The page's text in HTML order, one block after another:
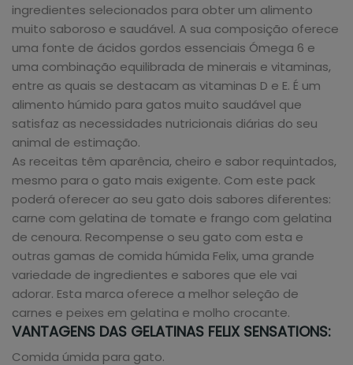
ingredientes selecionados para obter um alimento
muito saboroso e saudável. A sua composição oferece
uma fonte de ácidos gordos essenciais Ómega 6 e
uma combinação equilibrada de minerais e vitaminas,
entre as quais se destacam as vitaminas D e E. É um
alimento húmido para gatos muito saudável que
satisfaz as necessidades nutricionais diárias do seu
animal de estimação.
As receitas têm aparência, cheiro e sabor requintados,
mesmo para o gato mais exigente. Com este pack
poderá oferecer ao seu gato dois sabores diferentes:
carne com gelatina de tomate e frango com gelatina
de cenoura. Recompense o seu gato com esta e
outras gamas de comida húmida Felix, uma grande
variedade de ingredientes e sabores que ele vai
adorar. Esta marca oferece a melhor seleção de
carnes e peixes em gelatina e molho crocante.
VANTAGENS DAS GELATINAS FELIX SENSATIONS:
Comida úmida para gato.